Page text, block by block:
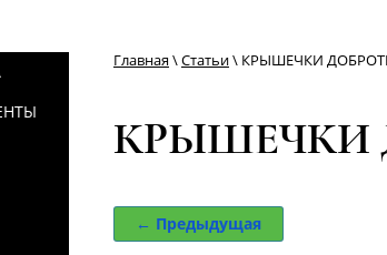
Главная\Статьи\ КРЫШЕЧКИ
КРЫШЕЧКИ
← Предыдущая